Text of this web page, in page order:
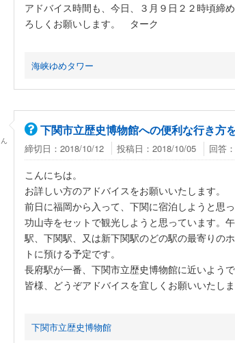
アドバイス時間も、今日、３月９日２２時頃締
ろしくお願いします。 ターク
海峡ゆめタワー
下関市立歴史博物館への便利な行き方
締切日：2018/10/12 投稿日：2018/10/05 回答：
こんにちは。
お詳しい方のアドバイスをお願いいたします。
前日に福岡から入って、下関に宿泊しようと思
功山寺をセットで観光しようと思っています。
駅、下関駅、又は新下関駅のどの駅の最寄りの
トに預ける予定です。
長府駅が一番、下関市立歴史博物館に近いよう
皆様、どうぞアドバイスを宜しくお願いいたしま
下関市立歴史博物館